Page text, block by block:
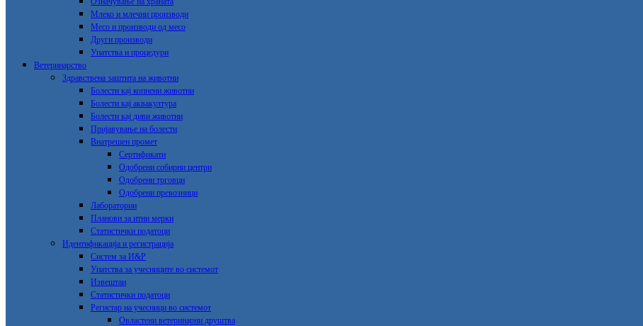
Млеко и млечни производи
Месо и производи од месо
Други производи
Упатства и процедури
Ветеринарство
Здравствена заштита на животни
Болести кај копнени животни
Болести кај аквакултура
Болести кај диви животни
Пријавување на болести
Внатрешен промет
Сертификати
Одобрени собирни центри
Одобрени трговци
Одобрени превозници
Лаборатории
Планови за итни мерки
Статистички податоци
Идентификација и регистрација
Систем за И&Р
Упатства за учесниците во системот
Извештаи
Статистички податоци
Регистар на учесници во системот
Овластени ветеринарни друштва